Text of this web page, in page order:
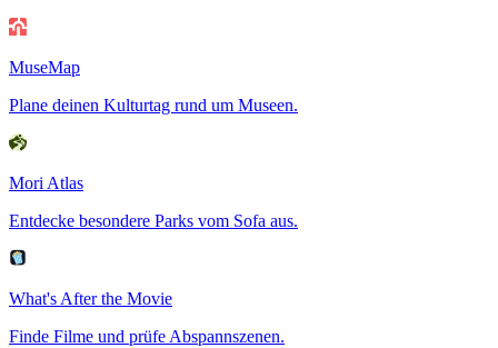
MuseMap
Plane deinen Kulturtag rund um Museen.
Mori Atlas
Entdecke besondere Parks vom Sofa aus.
What's After the Movie
Finde Filme und prüfe Abspannszenen.